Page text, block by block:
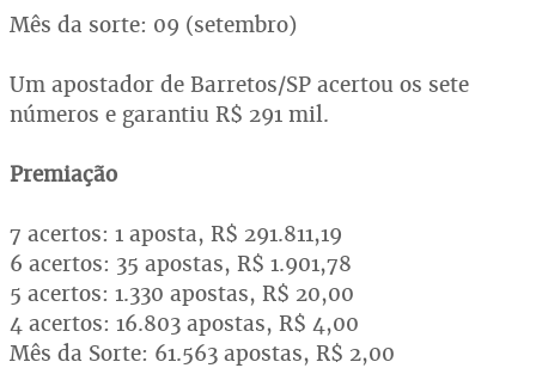
Mês da sorte: 09 (setembro)
Um apostador de Barretos/SP acertou os sete
números e garantiu R$ 291 mil.
Premiação
7 acertos: 1 aposta, R$ 291.811,19
6 acertos: 35 apostas, R$ 1.901,78
5 acertos: 1.330 apostas, R$ 20,00
4 acertos: 16.803 apostas, R$ 4,00
Mês da Sorte: 61.563 apostas, R$ 2,00